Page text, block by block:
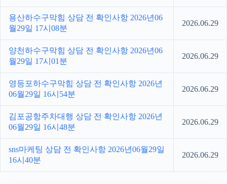
용산하수구막힘 상담 전 확인사항 2026년06
월29일 17시08분
2026.06.29
양천하수구막힘 상담 전 확인사항 2026년06
월29일 17시01분
2026.06.29
영등포하수구막힘 상담 전 확인사항 2026년
06월29일 16시54분
2026.06.29
김포공항주차대행 상담 전 확인사항 2026년
06월29일 16시48분
2026.06.29
sns마케팅 상담 전 확인사항 2026년06월29일
16시40분
2026.06.29